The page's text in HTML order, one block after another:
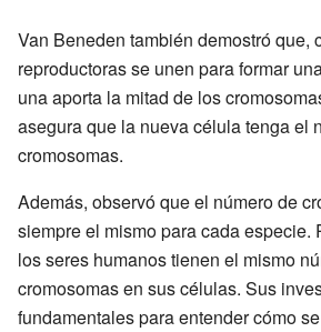
Van Beneden también demostró que,
reproductoras se unen para formar
una aporta la mitad de los
asegura que la nueva célula tenga el
cromosomas.
Además, observó que el número de
siempre el mismo para cada especie.
los seres humanos tienen el mismo
cromosomas en sus células. Sus
fundamentales para entender cómo